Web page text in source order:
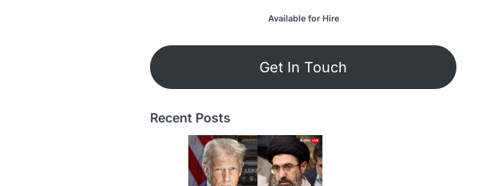
Available for Hire
Get In Touch
Recent Posts